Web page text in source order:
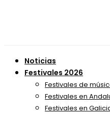
Noticias
Festivales 2026
Festivales de
Festivales en
Festivales en